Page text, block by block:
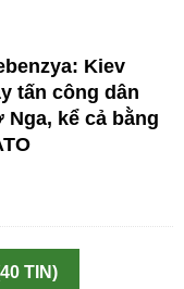
Kiev
tấn công dân
kể cả bằng
TIN)